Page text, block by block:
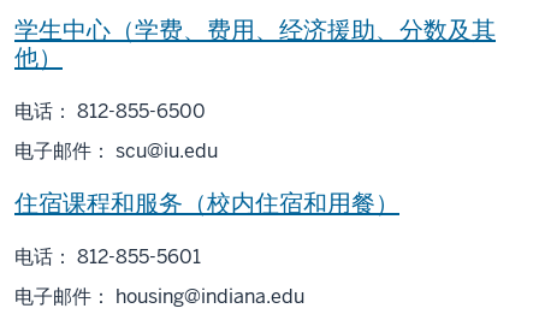
学生中心（学费、费用、经济援助、分数及其
他）
电话： 812-855-6500
电子邮件： scu@iu.edu
住宿课程和服务（校内住宿和用餐）
电话： 812-855-5601
电子邮件： housing@indiana.edu